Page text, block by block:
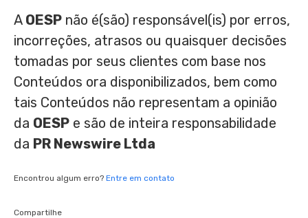
A OESP não é(são) responsável(is) por erros,
incorreções, atrasos ou quaisquer decisões
tomadas por seus clientes com base nos
Conteúdos ora disponibilizados, bem como
tais Conteúdos não representam a opinião
da OESP e são de inteira responsabilidade
da PR Newswire Ltda
Encontrou algum erro? Entre em contato
Compartilhe